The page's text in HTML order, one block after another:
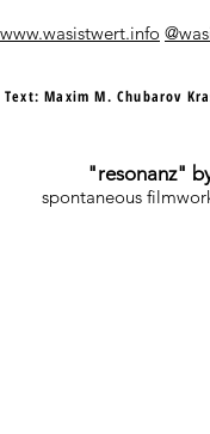
www.wasistwert.info
Text: Maxim M. Chubarov
"resonanz"
spontaneous